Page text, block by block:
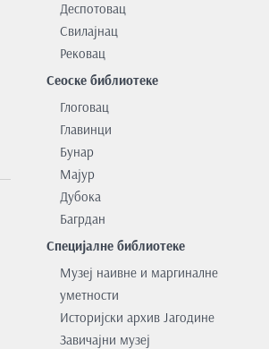
Деспотовац
Свилајнац
Рековац
Сеоске библиотеке
Глоговац
Главинци
Бунар
Мајур
Дубока
Багрдан
Специјалне библиотеке
Музеј наивне и маргиналне
уметности
Историјски архив Јагодине
Завичајни музеј